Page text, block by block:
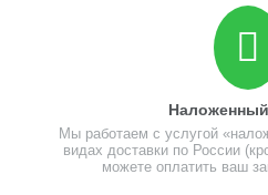
Мы работаем с услугой
видах доставки по России
можете оплатить ваш